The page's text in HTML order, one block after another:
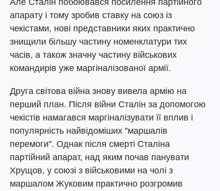
Але Сталін побоювався посилення партійного
апарату і тому зробив ставку на союз із
чекістами, нові представники яких практично
знищили більшу частину номенклатури тих
часів, а також значну частину військових
командирів уже маргіналізованої армії.
Друга світова війна знову вивела армію на
перший план. Після війни Сталін за допомогою
чекістів намагався маргіналізувати її вплив і
популярність найвідоміших "маршалів
перемоги". Однак після смерті Сталіна
партійний апарат, над яким почав панувати
Хрущов, у союзі з військовими на чолі з
маршалом Жуковим практично розгромив